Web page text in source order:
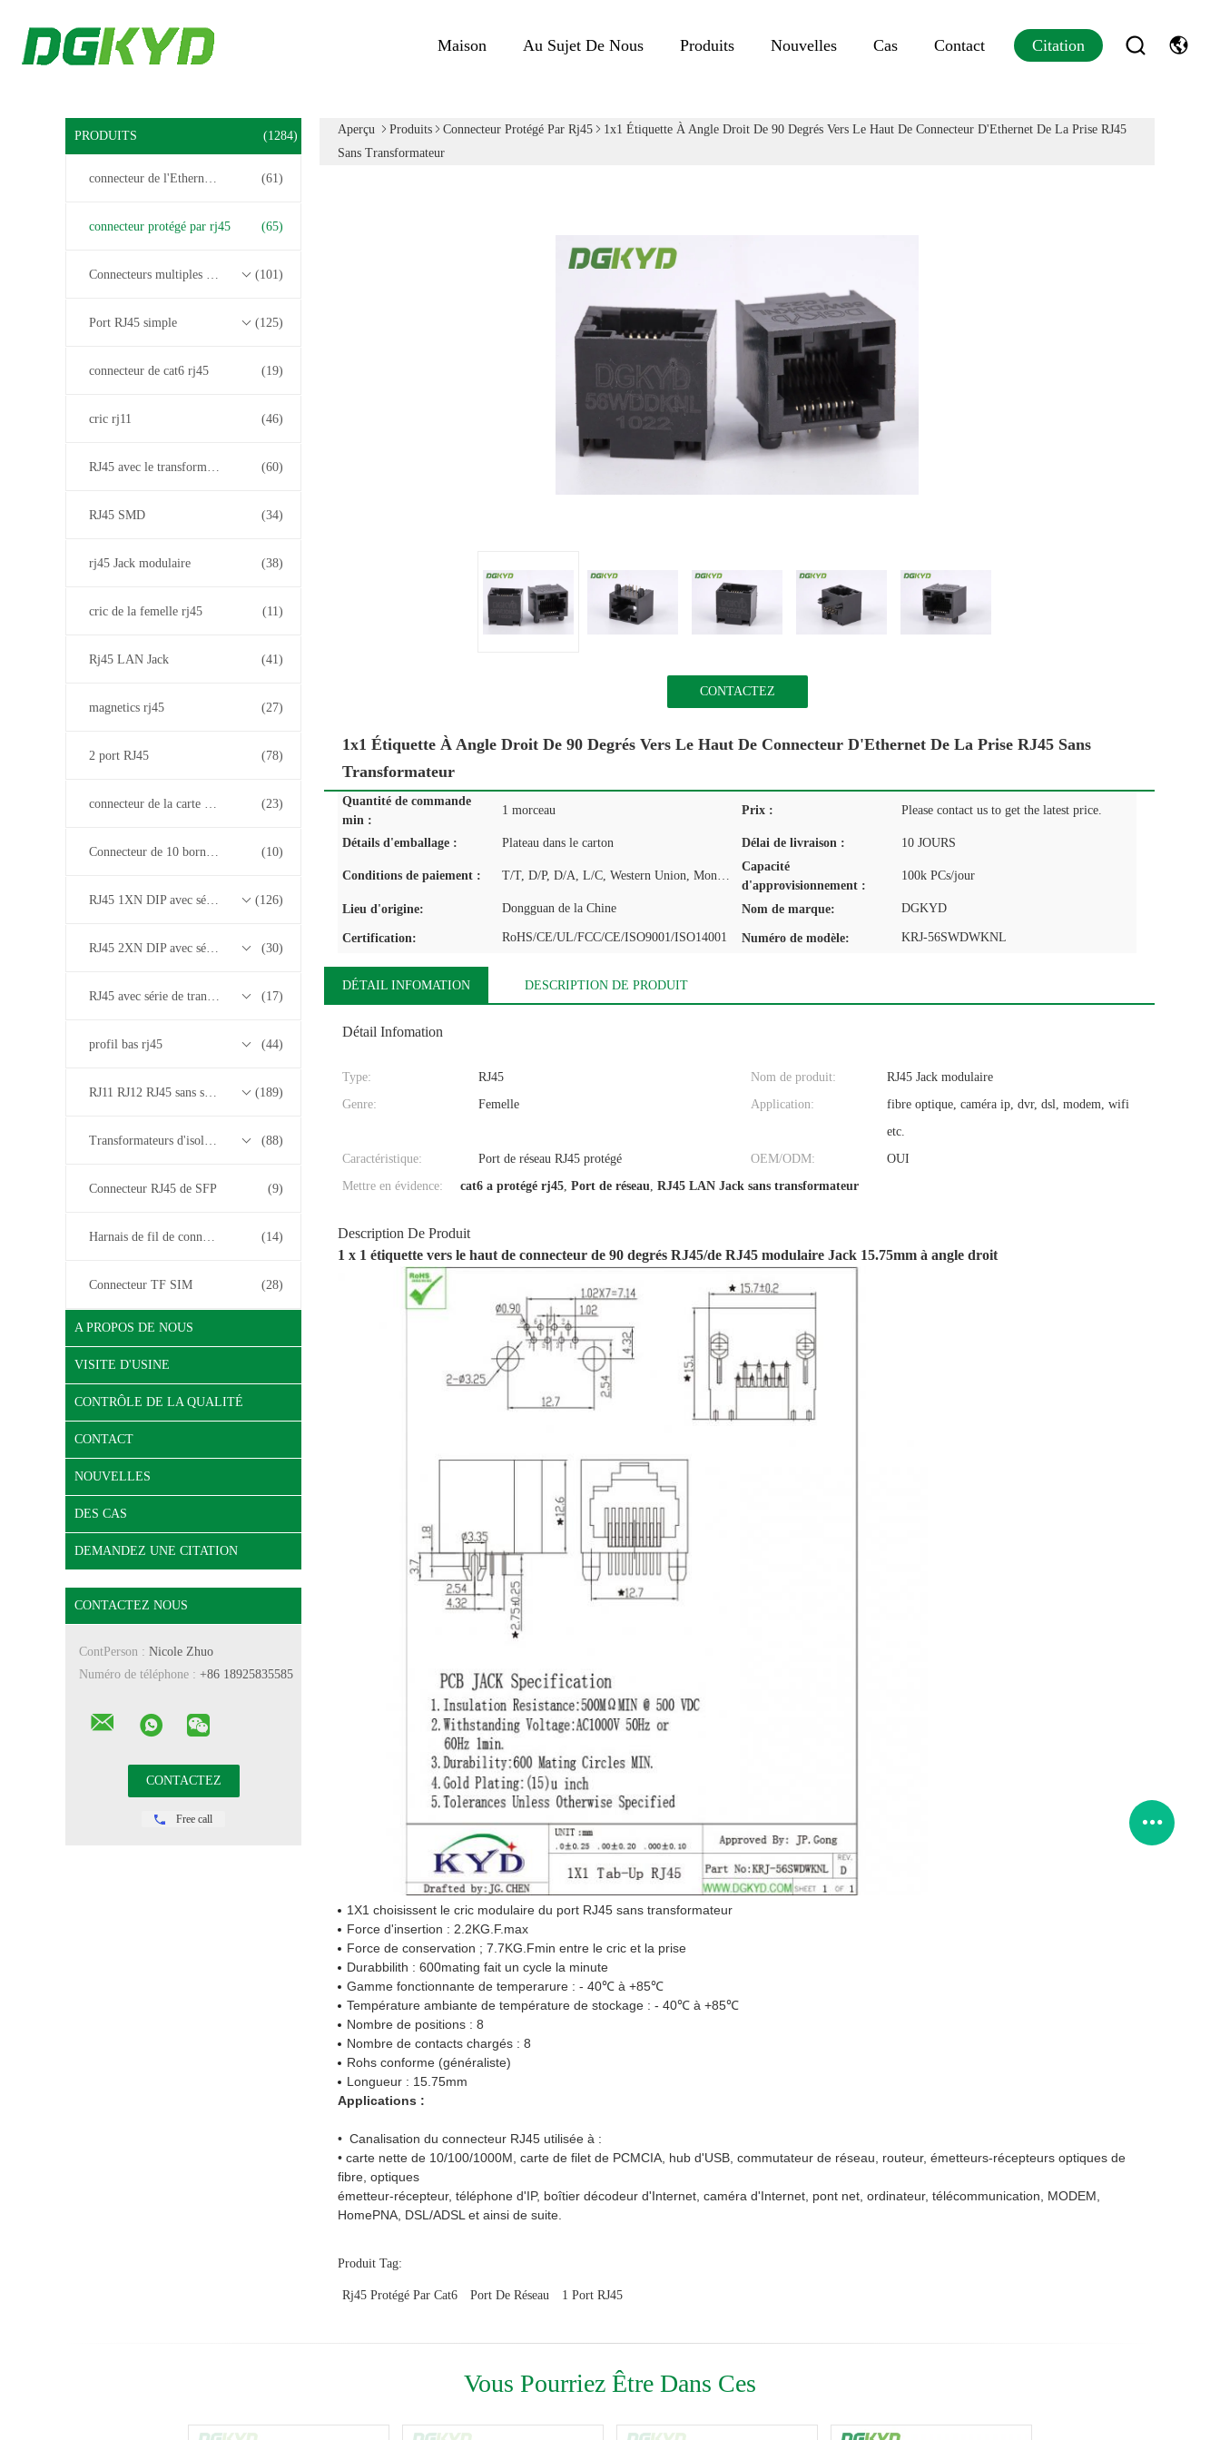
Maison Au Sujet De Nous Produits Nouvelles Cas Contact Citation
PRODUITS (1284)
connecteur de l'Ethernet rj45 (61)
connecteur protégé par rj45 (65)
Connecteurs multiples du port RJ45 (101)
Port RJ45 simple (125)
connecteur de cat6 rj45 (19)
cric rj11 (46)
RJ45 avec le transformateur (60)
RJ45 SMD (34)
rj45 Jack modulaire (38)
cric de la femelle rj45 (11)
Rj45 LAN Jack (41)
magnetics rj45 (27)
2 port RJ45 (78)
connecteur de la carte PCB rj45 (23)
Connecteur de 10 bornes RJ45 (10)
RJ45 1XN DIP avec série de transformateurs base-T 10/100/1000M (126)
RJ45 2XN DIP avec série de transformateurs base-T 10/100/1000M (30)
RJ45 avec série de transformateurs 2.5G/5G/10G Base-T (17)
profil bas rj45 (44)
RJ11 RJ12 RJ45 sans série de transformateurs (189)
Transformateurs d'isolement (88)
Connecteur RJ45 de SFP (9)
Harnais de fil de connecteur (14)
Connecteur TF SIM (28)
A PROPOS DE NOUS
VISITE D'USINE
CONTRÔLE DE LA QUALITÉ
CONTACT
NOUVELLES
DES CAS
DEMANDEZ UNE CITATION
CONTACTEZ NOUS
ContPerson : Nicole Zhuo
Numéro de téléphone : +86 18925835585
Free call
Aperçu Produits Connecteur Protégé Par Rj45
1x1 Étiquette À Angle Droit De 90 Degrés Vers Le Haut De Connecteur D'Ethernet De La Prise RJ45
Sans Transformateur
CONTACTEZ
1x1 Étiquette À Angle Droit De 90 Degrés Vers Le Haut De Connecteur D'Ethernet De La Prise RJ45 Sans
Transformateur
Quantité de commande
min :
1 morceau Prix : Please contact us to get the latest price.
Détails d'emballage : Plateau dans le carton Délai de livraison : 10 JOURS
Conditions de paiement : T/T, D/P, D/A, L/C, Western Union, MoneyGram
Capacité
d'approvisionnement :
100k PCs/jour
Lieu d'origine: Dongguan de la Chine Nom de marque: DGKYD
Certification: RoHS/CE/UL/FCC/CE/ISO9001/ISO14001 Numéro de modèle: KRJ-56SWDWKNL
DÉTAIL INFOMATION DESCRIPTION DE PRODUIT
Détail Infomation
Type: RJ45 Nom de produit:
RJ45 Jack modulaire
Genre:
Femelle Application:
fibre optique, caméra ip, dvr, dsl, modem, wifi
etc.
Caractéristique:
Port de réseau RJ45 protégé OEM/ODM:
OUI
Mettre en évidence:
cat6 a protégé rj45, Port de réseau, RJ45 LAN Jack sans transformateur
Description De Produit
1 x 1 étiquette vers le haut de connecteur de 90 degrés RJ45/de RJ45 modulaire Jack 15.75mm à angle droit
1X1 choisissent le cric modulaire du port RJ45 sans transformateur
Force d'insertion : 2.2KG.F.max
Force de conservation ; 7.7KG.Fmin entre le cric et la prise
Durabbilith : 600mating fait un cycle la minute
Gamme fonctionnante de temperarure : - 40℃ à +85℃
Température ambiante de température de stockage : - 40℃ à +85℃
Nombre de positions : 8
Nombre de contacts chargés : 8
Rohs conforme (généraliste)
Longueur : 15.75mm
Applications :
• Canalisation du connecteur RJ45 utilisée à :
• carte nette de 10/100/1000M, carte de filet de PCMCIA, hub d'USB, commutateur de réseau, routeur, émetteurs-récepteurs optiques de
fibre, optiques
émetteur-récepteur, téléphone d'IP, boîtier décodeur d'Internet, caméra d'Internet, pont net, ordinateur, télécommunication, MODEM,
HomePNA, DSL/ADSL et ainsi de suite.
Produit Tag:
Rj45 Protégé Par Cat6 Port De Réseau 1 Port RJ45
Vous Pourriez Être Dans Ces